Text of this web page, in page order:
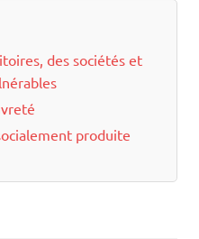
des sociétés et
produite